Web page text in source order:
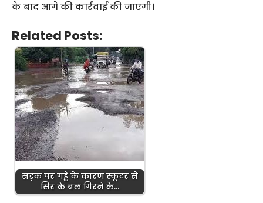
के बाद आगे की कार्रवाई की जाएगी।
Related Posts:
सड़क पर गड्ढे के कारण स्कूटर से
सिर के बल गिरने के…